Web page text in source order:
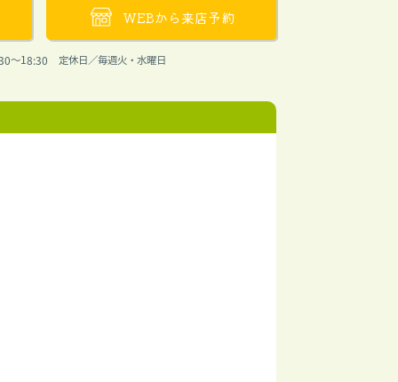
WEBから来店予約
〜18:30 定休日／毎週火・水曜日